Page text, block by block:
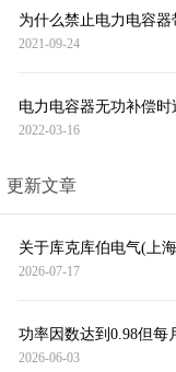
为什么禁止电力电容器
2021-09-24
电力电容器无功补偿
2022-03-16
更新文章
关于库克库伯电气(上
2026-07-17
功率因数达到0.98但每
2026-06-03